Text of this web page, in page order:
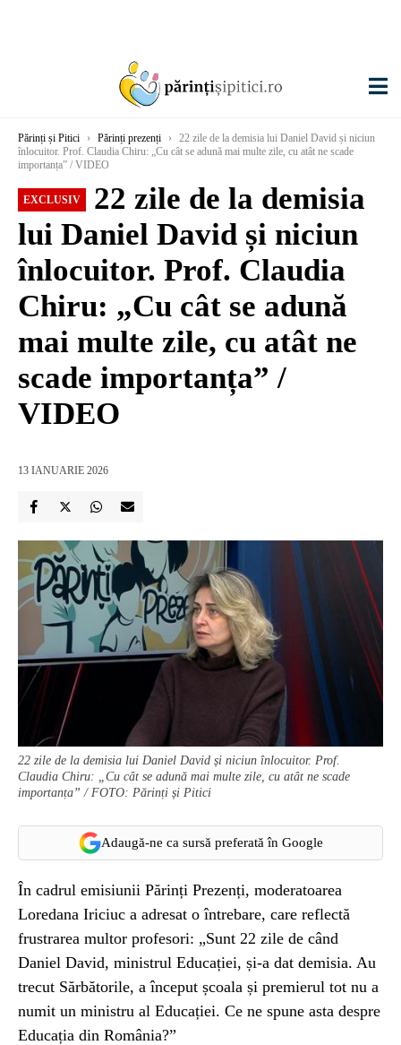
Părinți și Pitici › Părinți prezenți ›
22 zile de la demisia lui Daniel David și niciun
înlocuitor. Prof. Claudia Chiru: „Cu cât se adună mai multe zile, cu atât ne scade
importanța” / VIDEO
EXCLUSIV
22 zile de la demisia
lui Daniel David și niciun
înlocuitor. Prof. Claudia
Chiru: „Cu cât se adună
mai multe zile, cu atât ne
scade importanța” /
VIDEO
13 IANUARIE 2026
22 zile de la demisia lui Daniel David și niciun înlocuitor. Prof.
Claudia Chiru: „Cu cât se adună mai multe zile, cu atât ne scade
importanța” / FOTO: Părinți și Pitici
Adaugă-ne ca sursă preferată în Google
În cadrul emisiunii Părinți Prezenți, moderatoarea
Loredana Iriciuc a adresat o întrebare, care reflectă
frustrarea multor profesori: „Sunt 22 zile de când
Daniel David, ministrul Educației, și-a dat demisia. Au
trecut Sărbătorile, a început școala și premierul tot nu a
numit un ministru al Educației. Ce ne spune asta despre
Educația din România?”